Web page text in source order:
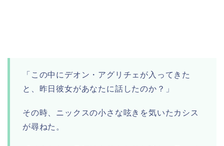
「この中にデオン・アグリチェが入ってきた
と、昨日彼女があなたに話したのか？」
その時、ニックスの小さな呟きを気いたカシス
が尋ねた。